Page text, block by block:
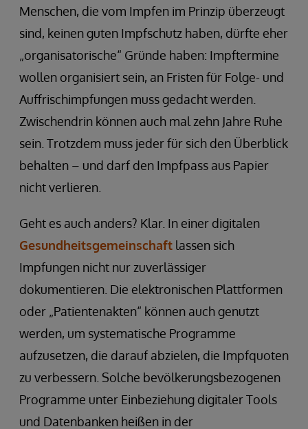
Menschen, die vom Impfen im Prinzip überzeugt
sind, keinen guten Impfschutz haben, dürfte eher
„organisatorische“ Gründe haben: Impftermine
wollen organisiert sein, an Fristen für Folge- und
Auffrischimpfungen muss gedacht werden.
Zwischendrin können auch mal zehn Jahre Ruhe
sein. Trotzdem muss jeder für sich den Überblick
behalten – und darf den Impfpass aus Papier
nicht verlieren.
Geht es auch anders? Klar. In einer digitalen
Gesundheitsgemeinschaft lassen sich
Impfungen nicht nur zuverlässiger
dokumentieren. Die elektronischen Plattformen
oder „Patientenakten“ können auch genutzt
werden, um systematische Programme
aufzusetzen, die darauf abzielen, die Impfquoten
zu verbessern. Solche bevölkerungsbezogenen
Programme unter Einbeziehung digitaler Tools
und Datenbanken heißen in der